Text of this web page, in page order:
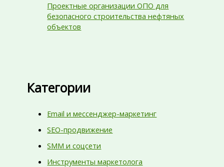
Проектные организации ОПО для
безопасного строительства нефтяных
объектов
Категории
Email и мессенджер-маркетинг
SEO-продвижение
SMM и соцсети
Инструменты маркетолога